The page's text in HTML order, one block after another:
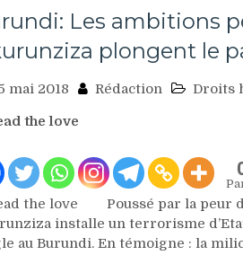
Les ambitions
plongent le
mai 2018 Rédaction Droits
the love
the love Poussé par la peur
installe un terrorisme
au Burundi. En témoigne : la